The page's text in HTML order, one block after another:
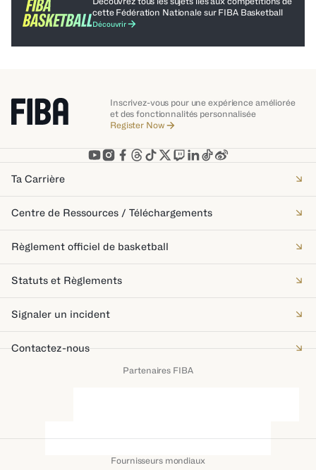
cette Fédération Nationale sur FIBA ​​Basketball
Découvrir
Inscrivez-vous pour une expérience améliorée
et des fonctionnalités personnalisée
Register Now
Ta Carrière
Centre de Ressources / Téléchargements
Règlement officiel de basketball
Statuts et Règlements
Signaler un incident
Contactez-nous
Partenaires FIBA
Fournisseurs mondiaux